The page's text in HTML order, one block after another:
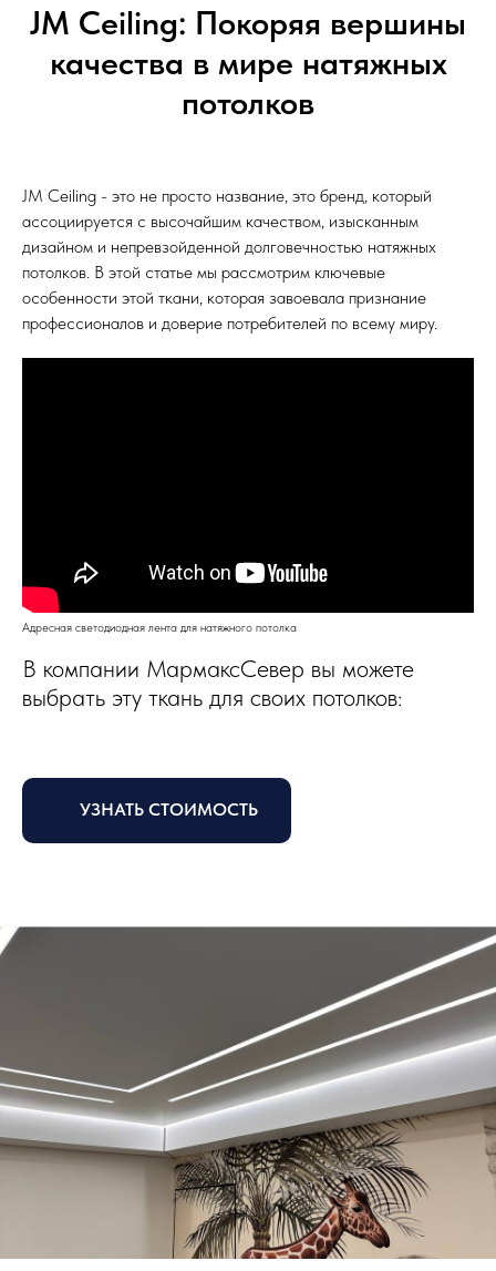
JM Ceiling: Покоряя вершины
качества в мире натяжных
потолков
JM Ceiling - это не просто название, это бренд, который
ассоциируется с высочайшим качеством, изысканным
дизайном и непревзойденной долговечностью натяжных
потолков. В этой статье мы рассмотрим ключевые
особенности этой ткани, которая завоевала признание
профессионалов и доверие потребителей по всему миру.
Адресная светодиодная лента для натяжного потолка
В компании МармаксСевер вы можете
выбрать эту ткань для своих потолков:
УЗНАТЬ СТОИМОСТЬ